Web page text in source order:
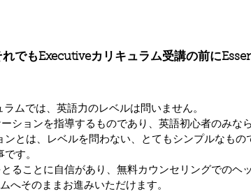
でもExecutiveカリキュラム受講の前に
ムでは、英語力のレベルは問いません。
ションを指導するものであり、英語初心者のみな
とは、レベルを問わない、とてもシンプルなも
す。
ることに自信があり、無料カウンセリングでのヘ
へそのままお進みいただけます。